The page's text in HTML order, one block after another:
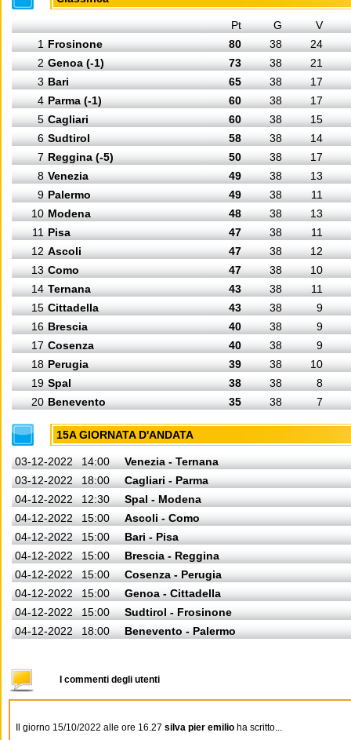
Pt G
V
1 Frosinone 80 38
24
2 Genoa (-1) 73 38
21
3 Bari 65 38
17
4 Parma (-1) 60 38
17
5 Cagliari 60 38
15
6 Sudtirol 58 38
14
7 Reggina (-5) 50 38
17
8 Venezia 49 38
13
9 Palermo 49 38
11
10 Modena 48 38
13
11 Pisa 47 38
11
12 Ascoli 47 38
12
13 Como 47 38
10
14 Ternana 43 38
11
15 Cittadella 43 38
9
16 Brescia 40 38
9
17 Cosenza 40 38
9
18 Perugia 39 38
10
19 Spal 38 38
8
20 Benevento 35 38 7
15A GIORNATA D'ANDATA
03-12-2022 14:00
Venezia - Ternana
03-12-2022
18:00
Cagliari - Parma
04-12-2022
12:30
Spal - Modena
04-12-2022
15:00
Ascoli - Como
04-12-2022
15:00
Bari - Pisa
04-12-2022
15:00
Brescia - Reggina
04-12-2022
15:00
Cosenza - Perugia
04-12-2022
15:00
Genoa - Cittadella
04-12-2022
15:00
Sudtirol - Frosinone
04-12-2022
18:00 Benevento - Palermo
I commenti degli utenti
Il giorno 15/10/2022 alle ore 16.27 silva pier emilio ha scritto...